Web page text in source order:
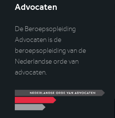
Advocaten
De Beroepsopleiding
Advocaten is de
beroepsopleiding van de
Nederlandse orde van
advocaten.